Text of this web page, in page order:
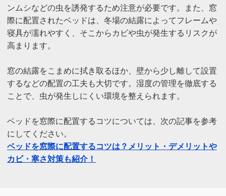
ンムシなどの虫を誘発するため注意が必要です。また、窓
際に配置されたベッドは、冬場の結露によってフレームや
寝具が濡れやすく、そこからカビや虫が発生するリスクが
高まります。
窓の結露をこまめに拭き取るほか、壁から少し離して設置
するなどの配置の工夫も大切です。湿度の管理を徹底する
ことで、虫が発生しにくい環境を整えられます。
ベッドを窓際に配置するコツについては、次の記事を参考
にしてください。
ベッドを窓際に配置するコツは？メリット・デメリットや
カビ・寒さ対策も紹介！